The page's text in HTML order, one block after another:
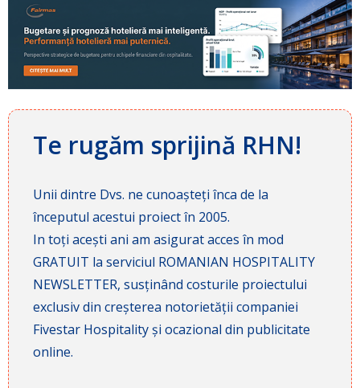
Te rugăm sprijină RHN!
Unii dintre Dvs. ne cunoașteți înca de la
începutul acestui proiect în 2005.
In toți acești ani am asigurat acces în mod
GRATUIT la serviciul ROMANIAN HOSPITALITY
NEWSLETTER, susținând costurile proiectului
exclusiv din creșterea notorietății companiei
Fivestar Hospitality și ocazional din publicitate
online.